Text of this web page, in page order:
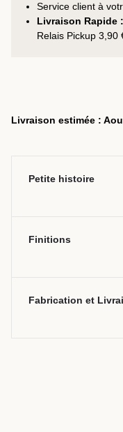
Service client à
Livraison Rapide :
Relais Pickup 3,90
Livraison estimée :
Petite histoire
Finitions
Fabrication et